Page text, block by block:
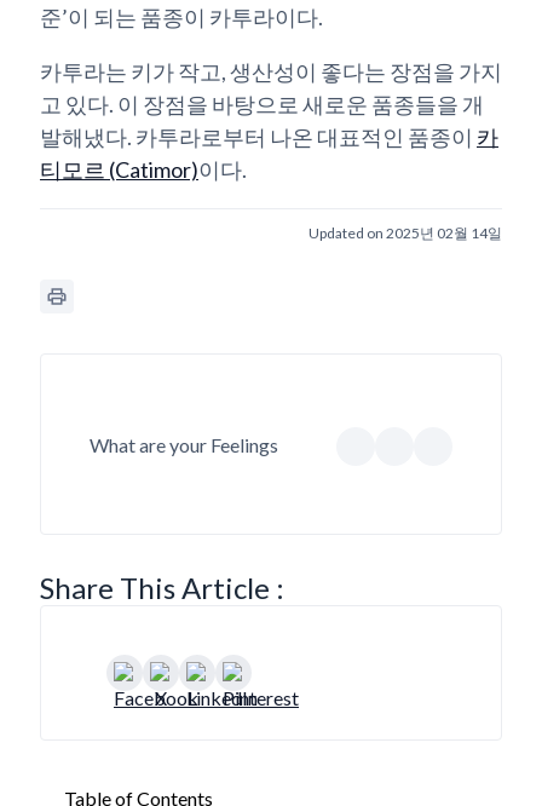
준’이 되는 품종이 카투라이다.
카투라는 키가 작고, 생산성이 좋다는 장점을 가지
고 있다. 이 장점을 바탕으로 새로운 품종들을 개
발해냈다. 카투라로부터 나온 대표적인 품종이 카
티모르 (Catimor)이다.
Updated on 2025년 02월 14일
What are your Feelings
Share This Article :
Table of Contents